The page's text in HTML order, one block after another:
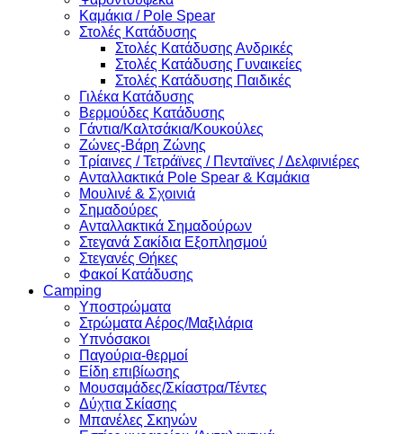
Καμάκια / Pole Spear
Στολές Κατάδυσης
Στολές Κατάδυσης Ανδρικές
Στολές Κατάδυσης Γυναικείες
Στολές Κατάδυσης Παιδικές
Γιλέκα Κατάδυσης
Βερμούδες Κατάδυσης
Γάντια/Καλτσάκια/Κουκούλες
Ζώνες-Βάρη Ζώνης
Τρίαινες / Τετράϊνες / Πενταϊνες / Δελφινιέρες
Ανταλλακτικά Pole Spear & Καμάκια
Μουλινέ & Σχοινιά
Σημαδούρες
Ανταλλακτικά Σημαδούρων
Στεγανά Σακίδια Εξοπλησμού
Στεγανές Θήκες
Φακοί Κατάδυσης
Camping
Υποστρώματα
Στρώματα Αέρος/Μαξιλάρια
Υπνόσακοι
Παγούρια-θερμοί
Είδη επιβίωσης
Μουσαμάδες/Σκίαστρα/Τέντες
Δύχτια Σκίασης
Μπανέλες Σκηνών